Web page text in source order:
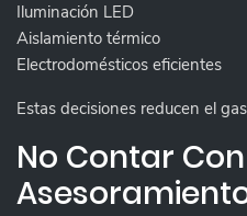
Iluminación LED
Aislamiento térmico
Electrodomésticos eficientes
Estas decisiones reducen el
No Contar Con